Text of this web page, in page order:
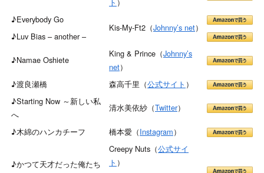
♪Everybody Go
Kis-My-Ft2（Johnny’s net）
♪Luv Bias – another –
♪Namae Oshiete
King & Prince（Johnny’s
net）
♪渡良瀬橋
森高千里（公式サイト ）
♪Starting Now ～新しい私
へ
清水美依紗（Twitter）
♪木綿のハンカチーフ 橋本愛（Instagram）
♪かつて天才だった俺たち
Creepy Nuts（公式サイ
ト ）